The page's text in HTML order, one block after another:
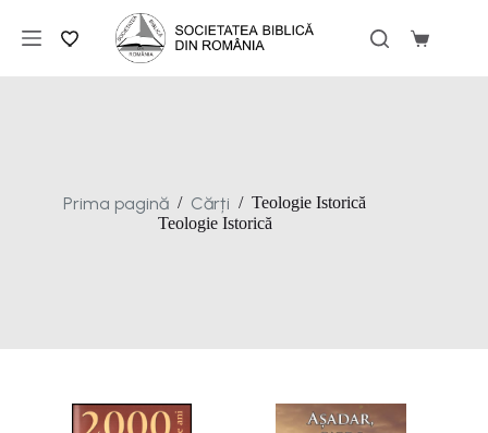
conținut
Coș
Prima pagină / Cărți / Teologie Istorică
Teologie Istorică